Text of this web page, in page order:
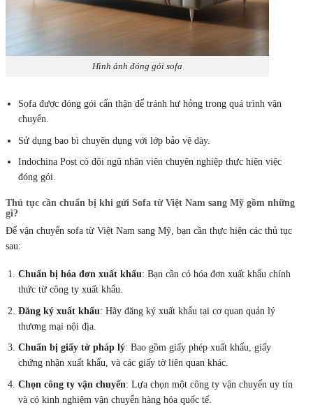
Hình ảnh đóng gói sofa
Sofa được đóng gói cẩn thận để tránh hư hỏng trong quá trình vận
chuyển.
Sử dụng bao bì chuyên dụng với lớp bảo vệ dày.
Indochina Post có đội ngũ nhân viên chuyên nghiệp thực hiện việc
đóng gói.
Thủ tục cần chuẩn bị khi gửi Sofa từ Việt Nam sang Mỹ gồm những
gì?
Để vận chuyển sofa từ Việt Nam sang Mỹ, bạn cần thực hiện các thủ tục
sau:
Chuẩn bị hóa đơn xuất khẩu: Bạn cần có hóa đơn xuất khẩu chính
thức từ công ty xuất khẩu.
Đăng ký xuất khẩu: Hãy đăng ký xuất khẩu tại cơ quan quản lý
thương mại nội địa.
Chuẩn bị giấy tờ pháp lý: Bao gồm giấy phép xuất khẩu, giấy
chứng nhận xuất khẩu, và các giấy tờ liên quan khác.
Chọn công ty vận chuyển: Lựa chọn một công ty vận chuyển uy tín
và có kinh nghiệm vận chuyển hàng hóa quốc tế.